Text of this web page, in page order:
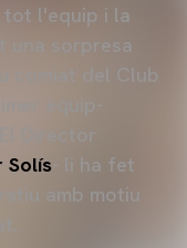
tot l'equip i la
una sorpresa
comiat del Club
equip-
Director
Solís- li ha fet
amb motiu